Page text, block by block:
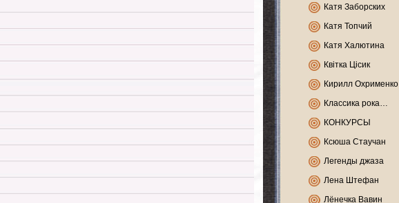
Катя Заборских
Катя Топчий
Катя Халютина
Квітка Цісик
Кирилл Охрименко
Классика рока…
КОНКУРСЫ
Ксюша Стаучан
Легенды джаза
Лена Штефан
Лёнечка Вавин